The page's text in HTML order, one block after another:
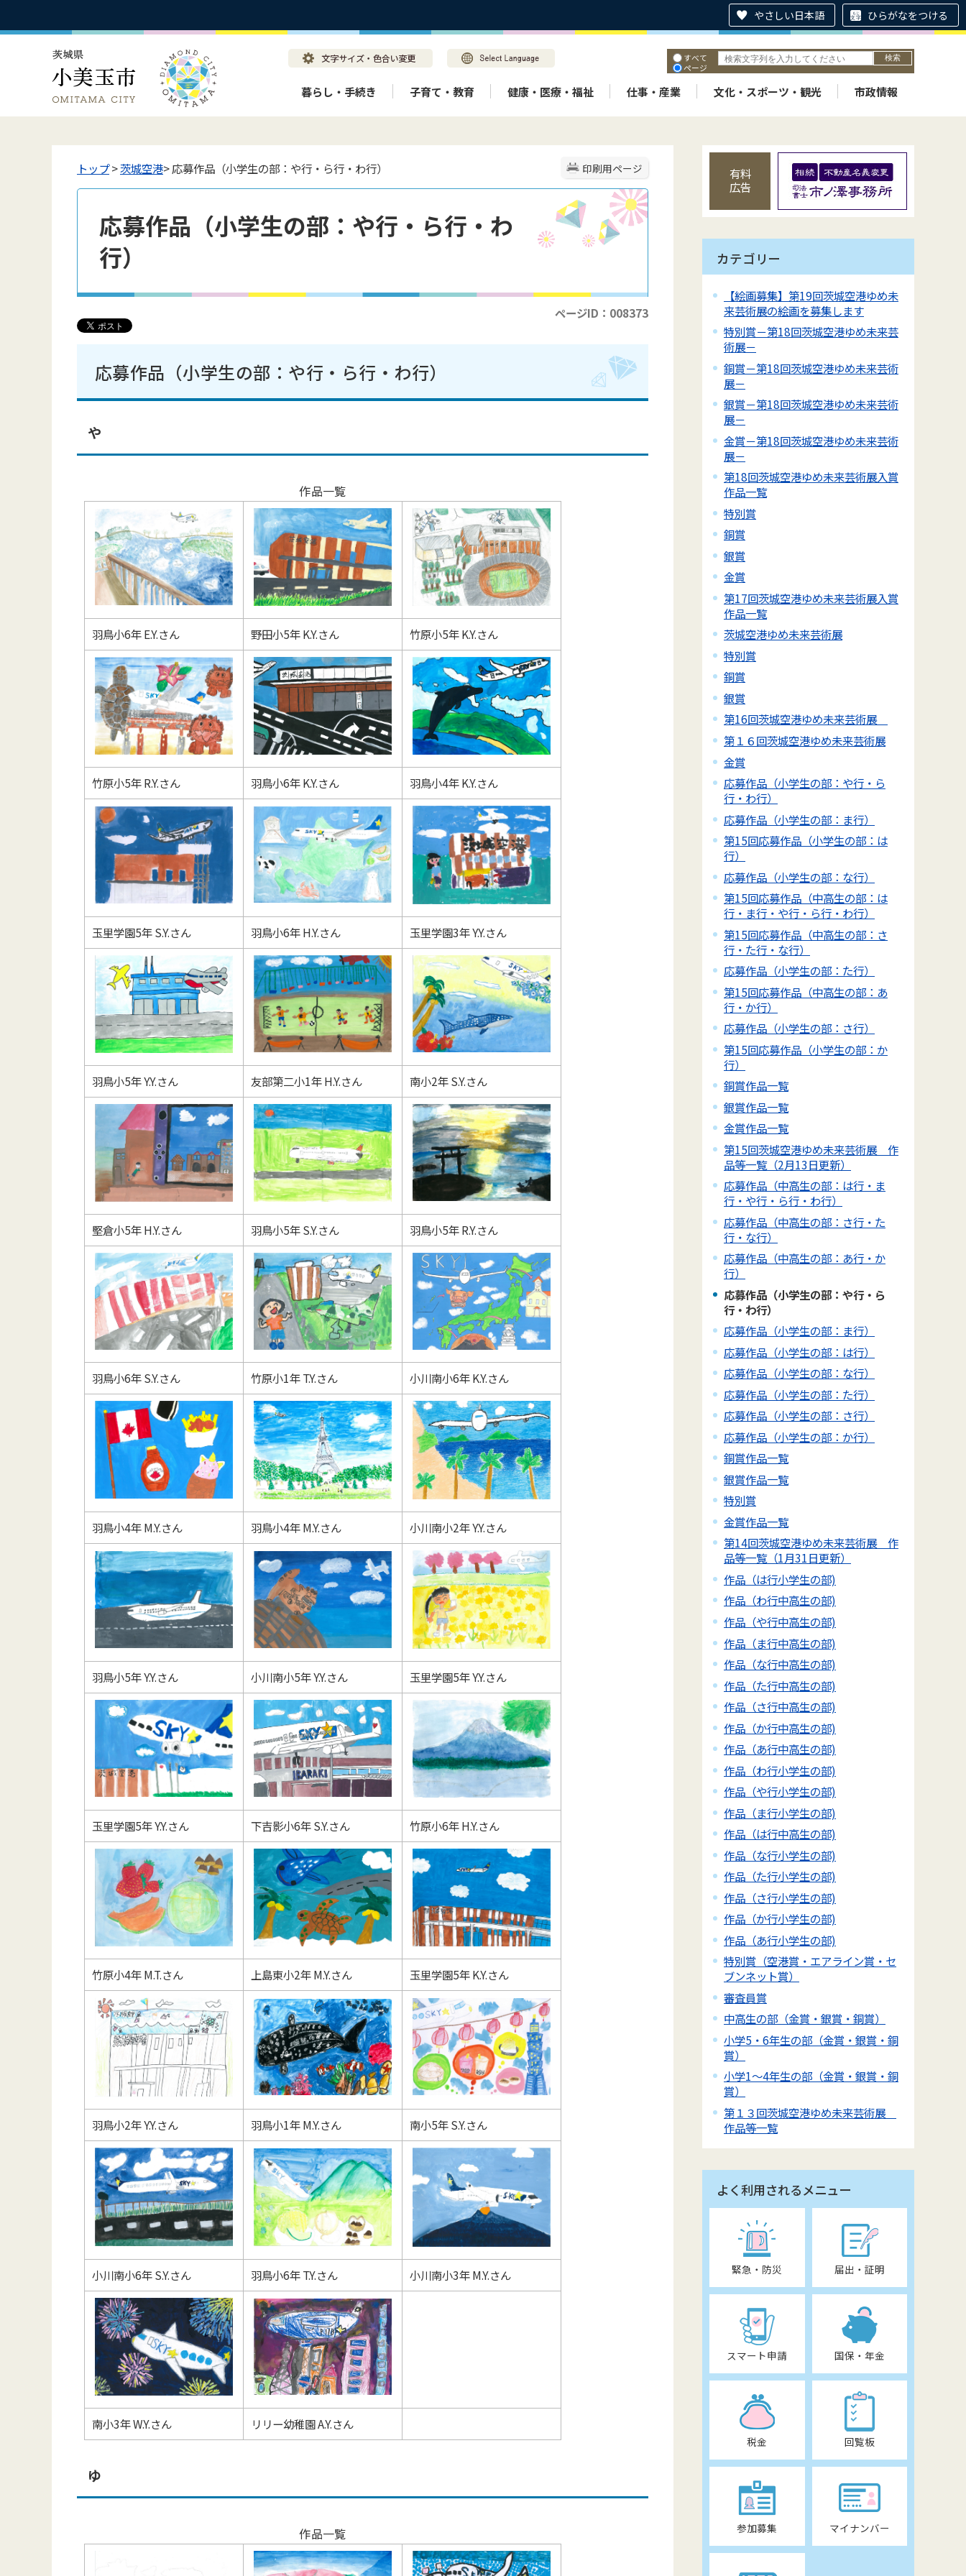
やさしい日本語 ひらがなをつける
すべて
ページ
暮らし・手続き 子育て・教育 健康・医療・福祉 仕事・産業 文化・スポーツ・観光 市政情報
印刷用ページ
トップ>茨城空港> 応募作品（小学生の部：や行・ら行・わ行）
応募作品（小学生の部：や行・ら行・わ
行）
ページID：008373
応募作品（小学生の部：や行・ら行・わ行）
や
作品一覧
羽鳥小6年 E.Y.さん 野田小5年 K.Y.さん 竹原小5年 K.Y.さん
竹原小5年 R.Y.さん 羽鳥小6年 K.Y.さん 羽鳥小4年 K.Y.さん
玉里学園5年 S.Y.さん 羽鳥小6年 H.Y.さん 玉里学園3年 Y.Y.さん
羽鳥小5年 Y.Y.さん 友部第二小1年 H.Y.さん 南小2年 S.Y.さん
堅倉小5年 H.Y.さん 羽鳥小5年 S.Y.さん 羽鳥小5年 R.Y.さん
羽鳥小6年 S.Y.さん 竹原小1年 T.Y.さん 小川南小6年 K.Y.さん
羽鳥小4年 M.Y.さん 羽鳥小4年 M.Y.さん 小川南小2年 Y.Y.さん
羽鳥小5年 Y.Y.さん 小川南小5年 Y.Y.さん 玉里学園5年 Y.Y.さん
玉里学園5年 Y.Y.さん 下吉影小6年 S.Y.さん 竹原小6年 H.Y.さん
竹原小4年 M.T.さん 上島東小2年 M.Y.さん 玉里学園5年 K.Y.さん
羽鳥小2年 Y.Y.さん 羽鳥小1年 M.Y.さん 南小5年 S.Y.さん
小川南小6年 S.Y.さん 羽鳥小6年 T.Y.さん 小川南小3年 M.Y.さん
南小3年 W.Y.さん リリー幼稚園 A.Y.さん
ゆ
作品一覧
有料
広告
カテゴリー
【絵画募集】第19回茨城空港ゆめ未
来芸術展の絵画を募集します
特別賞－第18回茨城空港ゆめ未来芸
術展－
銅賞－第18回茨城空港ゆめ未来芸術
展－
銀賞－第18回茨城空港ゆめ未来芸術
展－
金賞－第18回茨城空港ゆめ未来芸術
展－
第18回茨城空港ゆめ未来芸術展入賞
作品一覧
特別賞
銅賞
銀賞
金賞
第17回茨城空港ゆめ未来芸術展入賞
作品一覧
茨城空港ゆめ未来芸術展
特別賞
銅賞
銀賞
第16回茨城空港ゆめ未来芸術展
第１６回茨城空港ゆめ未来芸術展
金賞
応募作品（小学生の部：や行・ら
行・わ行）
応募作品（小学生の部：ま行）
第15回応募作品（小学生の部：は
行）
応募作品（小学生の部：な行）
第15回応募作品（中高生の部：は
行・ま行・や行・ら行・わ行）
第15回応募作品（中高生の部：さ
行・た行・な行）
応募作品（小学生の部：た行）
第15回応募作品（中高生の部：あ
行・か行）
応募作品（小学生の部：さ行）
第15回応募作品（小学生の部：か
行）
銅賞作品一覧
銀賞作品一覧
金賞作品一覧
第15回茨城空港ゆめ未来芸術展 作
品等一覧（2月13日更新）
応募作品（中高生の部：は行・ま
行・や行・ら行・わ行）
応募作品（中高生の部：さ行・た
行・な行）
応募作品（中高生の部：あ行・か
行）
応募作品（小学生の部：や行・ら
行・わ行）
応募作品（小学生の部：ま行）
応募作品（小学生の部：は行）
応募作品（小学生の部：な行）
応募作品（小学生の部：た行）
応募作品（小学生の部：さ行）
応募作品（小学生の部：か行）
銅賞作品一覧
銀賞作品一覧
特別賞
金賞作品一覧
第14回茨城空港ゆめ未来芸術展 作
品等一覧（1月31日更新）
作品（は行小学生の部)
作品（わ行中高生の部)
作品（や行中高生の部)
作品（ま行中高生の部)
作品（な行中高生の部)
作品（た行中高生の部)
作品（さ行中高生の部)
作品（か行中高生の部)
作品（あ行中高生の部)
作品（わ行小学生の部)
作品（や行小学生の部)
作品（ま行小学生の部)
作品（は行中高生の部)
作品（な行小学生の部)
作品（た行小学生の部)
作品（さ行小学生の部)
作品（か行小学生の部)
作品（あ行小学生の部)
特別賞（空港賞・エアライン賞・セ
ブンネット賞）
審査員賞
中高生の部（金賞・銀賞・銅賞）
小学5・6年生の部（金賞・銀賞・銅
賞）
小学1～4年生の部（金賞・銀賞・銅
賞）
第１３回茨城空港ゆめ未来芸術展
作品等一覧
よく利用されるメニュー
緊急・防災 届出・証明
スマート申請 国保・年金
税金 回覧板
参加募集 マイナンバー